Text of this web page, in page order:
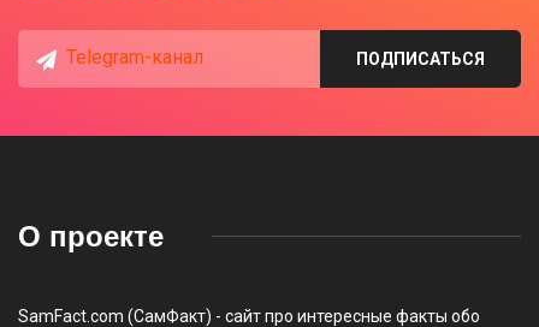
Telegram-канал ПОДПИСАТЬСЯ
О проекте
SamFact.com (СамФакт) - сайт про интересные факты обо